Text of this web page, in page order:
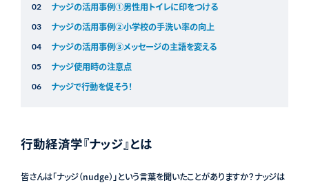
ナッジの活用事例①男性用トイレに印をつける
ナッジの活用事例②小学校の手洗い率の向上
ナッジの活用事例③メッセージの主語を変える
ナッジ使用時の注意点
ナッジで行動を促そう！
行動経済学『ナッジ』とは
皆さんは「ナッジ（nudge）」という言葉を聞いたことがありますか？ナッジは